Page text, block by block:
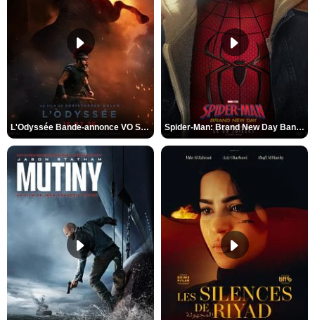
L'Odyssée Bande-annonce VO STFR Spider-Man: Brand New Day Bande-annonce VO STFR